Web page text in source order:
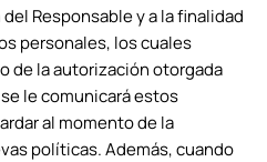
Responsable y a la finalidad
personales, los cuales
de la autorización otorgada
se le comunicará estos
al momento de la
políticas. Además, cuando